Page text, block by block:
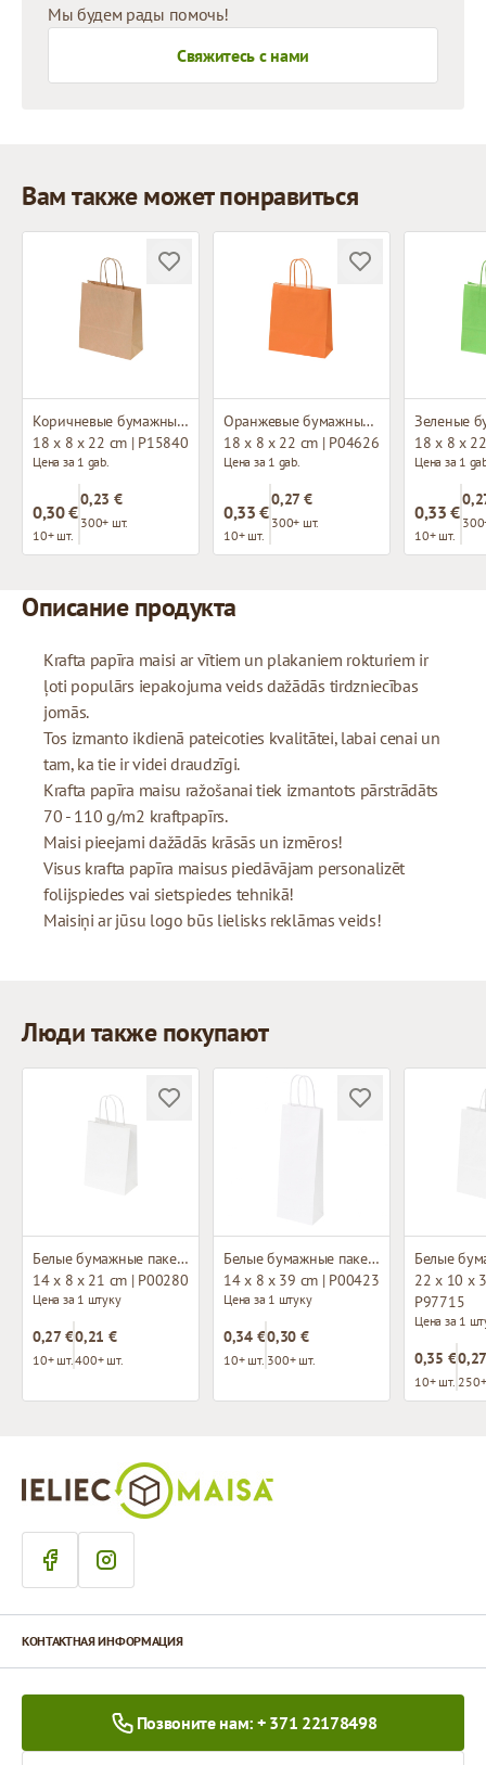
Мы будем рады помочь!
Свяжитесь с нами
Вам также может понравиться
Коричневые бумажные пакеты с плетёными ручками
18 x 8 x 22 cm | P15840
Цена за 1 gab.
0,30 €
10+ шт.
0,23 €
300+ шт.
Оранжевые бумажные пакеты с плетёными ручками
18 x 8 x 22 cm | P04626
Цена за 1 gab.
0,33 €
10+ шт.
0,27 €
300+ шт.
18 x 8 x
Цена за 1
0,33 €
10+ шт.
Описание продукта
Krafta papīra maisi ar vītiem un plakaniem rokturiem ir
ļoti populārs iepakojuma veids dažādās tirdzniecības
jomās.
Tos izmanto ikdienā pateicoties kvalitātei, labai cenai un
tam, ka tie ir videi draudzīgi.
Krafta papīra maisu ražošanai tiek izmantots pārstrādāts
70 - 110 g/m2 kraftpapīrs.
Maisi pieejami dažādās krāsās un izmēros!
Visus krafta papīra maisus piedāvājam personalizēt
folijspiedes vai sietspiedes tehnikā!
Maisiņi ar jūsu logo būs lielisks reklāmas veids!
Люди также покупают
Белые бумажные пакеты с плетёными ручками
14 x 8 x 21 cm | P00280
Цена за 1 штуку
0,27 €
10+ шт.
0,21 €
400+ шт.
Белые бумажные пакеты с плетёными ручками
14 x 8 x 39 cm | P00423
Цена за 1 штуку
0,34 €
10+ шт.
0,30 €
300+ шт.
22 x 10 x
P97715
Цена за 1
0,35 €
10+ шт.
КОНТАКТНАЯ ИНФОРМАЦИЯ
Позвоните нам: + 371 22178498